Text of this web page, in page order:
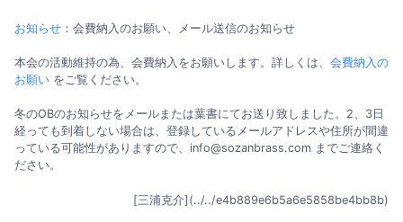
お知らせ ：会費納入のお願い、メール送信のお知らせ
本会の活動維持の為、会費納入をお願いします。詳しくは、 会費納入の
お願い をご覧ください。
冬のOBのお知らせをメールまたは葉書にてお送り致しました。2、3日
経っても到着しない場合は、登録しているメールアドレスや住所が間違
っている可能性がありますので、info@sozanbrass.com までご連絡く
ださい。
[三浦克介](../../e4b889e6b5a6e5858be4bb8b)